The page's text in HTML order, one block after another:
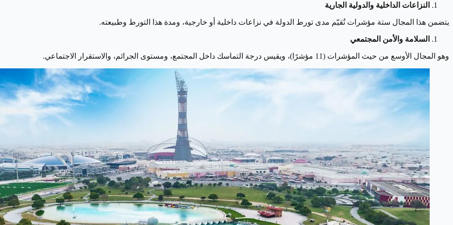
النزاعات الداخلية والدولية الجارية
يتضمن هذا المجال ستة مؤشرات تُقيّم مدى تورط الدولة في نزاعات داخلية أو خارجية، ومدة هذا التورط وطبيعته.
السلامة والأمن المجتمعي
وهو المجال الأوسع من حيث المؤشرات (11 مؤشرًا)، ويقيس درجة التماسك داخل المجتمع، ومستوى الجرائم، والاستقرار الاجتماعي.